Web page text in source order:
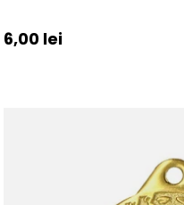
Pret initial
6,00 lei